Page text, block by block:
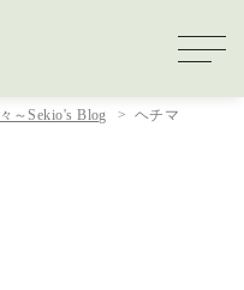
～Sekio's Blog ヘチマ